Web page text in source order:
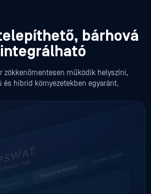
bárhová
integrálható
zökkenőmentesen működik helyszíni,
és hibrid környezetekben egyaránt.